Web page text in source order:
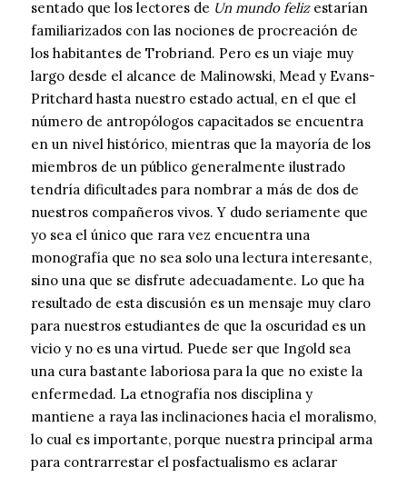
sentado que los lectores de Un mundo felizestarían
familiarizados con las nociones de procreación de
los habitantes de Trobriand. Pero es un viaje muy
largo desde el alcance de Malinowski, Mead y Evans-
Pritchard hasta nuestro estado actual, en el que el
número de antropólogos capacitados se encuentra
en un nivel histórico, mientras que la mayoría de los
miembros de un público generalmente ilustrado
tendría dificultades para nombrar a más de dos de
nuestros compañeros vivos. Y dudo seriamente que
yo sea el único que rara vez encuentra una
monografía que no sea solo una lectura interesante,
sino una que se disfrute adecuadamente. Lo que ha
resultado de esta discusión es un mensaje muy claro
para nuestros estudiantes de que la oscuridad es un
vicio y no es una virtud. Puede ser que Ingold sea
una cura bastante laboriosa para la que no existe la
enfermedad. La etnografía nos disciplina y
mantiene a raya las inclinaciones hacia el moralismo,
lo cual es importante, porque nuestra principal arma
para contrarrestar el posfactualismo es aclarar